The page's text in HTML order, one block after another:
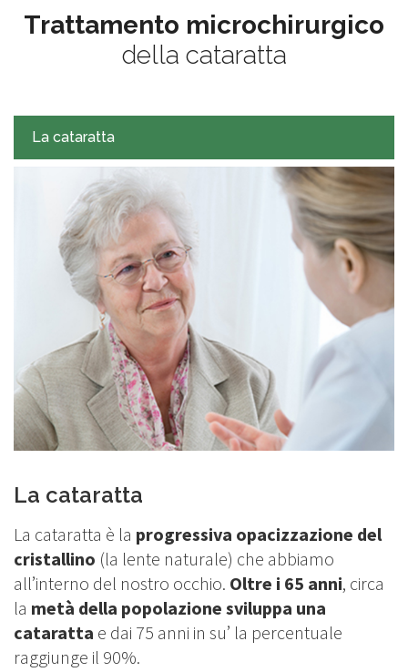
Trattamento microchirurgico
della cataratta
La cataratta
La cataratta
La cataratta è la progressiva opacizzazione del
cristallino (la lente naturale) che abbiamo
all’interno del nostro occhio. Oltre i 65 anni, circa
la metà della popolazione sviluppa una
cataratta e dai 75 anni in su’ la percentuale
raggiunge il 90%.